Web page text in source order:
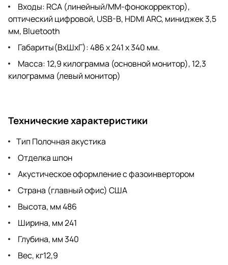
Входы: RCA (линейный/ММ-фонокорректор),
оптический цифровой, USB-B, HDMI ARC, миниджек 3,5
мм, Bluetooth
Габариты(ВхШхГ): 486 х 241 х 340 мм.
Масса: 12,9 килограмма (основной монитор), 12,3
килограмма (левый монитор)
Технические характеристики
Тип Полочная акустика
Отделка шпон
Акустическое оформление с фазоинвертором
Страна (главный офис) США
Высота, мм 486
Ширина, мм 241
Глубина, мм 340
Вес, кг12,9